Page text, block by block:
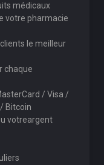
médicaux
votre pharmacie
le meilleur
chaque
/ Visa /
Bitcoin
votreargent